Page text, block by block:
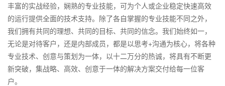
丰富的实战经验，娴熟的专业技能，可为个人或企业稳定快速高效
的运行提供全面的技术支持。除了各自掌握的专业技能不同之外，
我们拥有共同的理想、共同的目标、共同的信念。我们始终如一，
无论是对待客户，还是内部成员，都是以思考+沟通为核心，将各种
专业技术、创意与策划为一体，以十二万分的热诚，将具有不断更
新突破，集战略、高效、创意于一体的解决方案交付给每一位客
户。